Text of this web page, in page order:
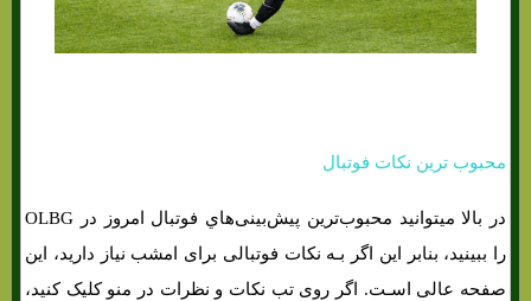
محبوب ترین نکات فوتبال
در بالا میتوانید محبوب‌ترین پیش‌بینی‌هاي‌ فوتبال امروز در OLBG
را ببینید، بنابر این اگر بـه نکات فوتبالی برای امشب نیاز دارید، این
صفحه عالی اسـت. اگر روی تب نکات و نظرات در منو کلیک کنید،